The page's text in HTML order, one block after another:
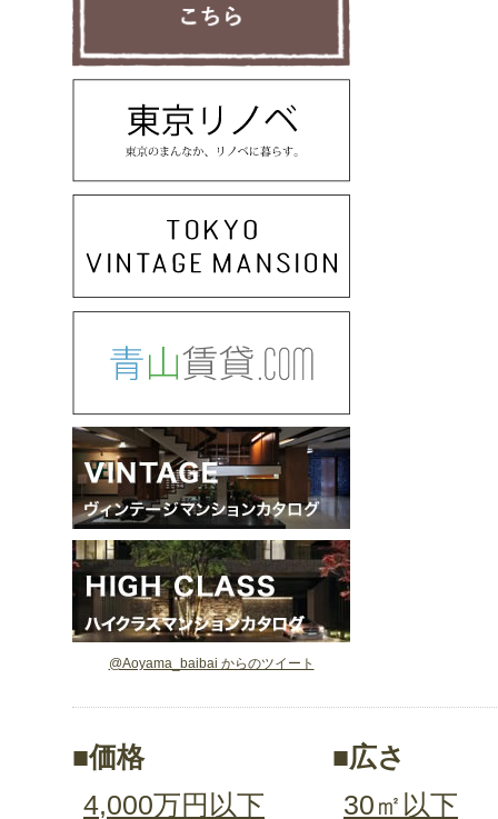
@Aoyama_baibai からのツイート
■価格
4,000万円以下
■広さ
30㎡以下